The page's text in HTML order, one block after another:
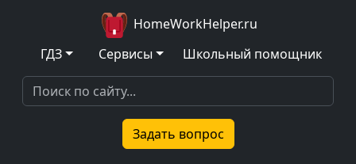
HomeWorkHelper.ru
ГДЗ
Сервисы Школьный помощник
Задать вопрос